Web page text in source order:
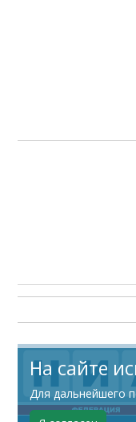
На сайте
Для дальнейшего